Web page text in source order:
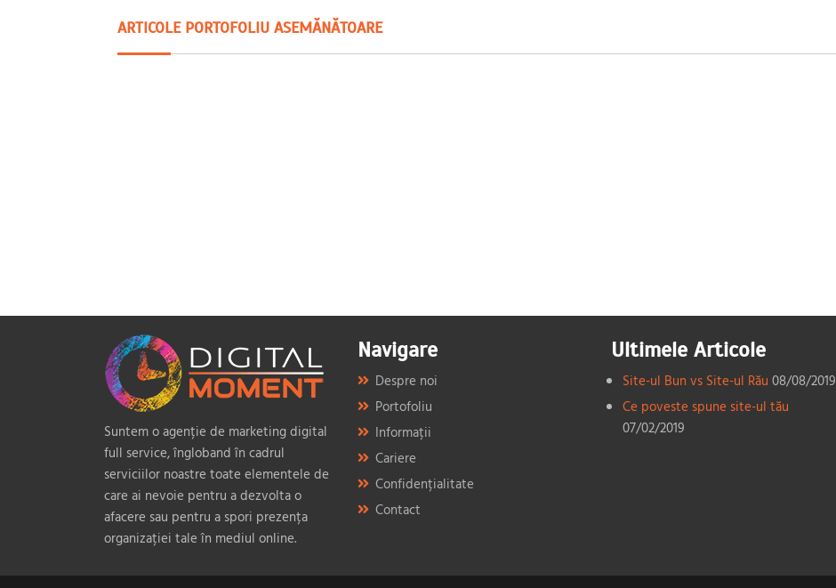
ARTICOLE PORTOFOLIU ASEMĂNĂTOARE
Suntem o agenție de marketing digital
full service, îngloband în cadrul
serviciilor noastre toate elementele de
care ai nevoie pentru a dezvolta o
afacere sau pentru a spori prezența
organizației tale în mediul online.
Navigare
Despre noi
Portofoliu
Informații
Cariere
Confidențialitate
Contact
Ultimele Articole
Site-ul Bun vs Site-ul Rău 08/08/2019
Ce poveste spune site-ul tău
07/02/2019